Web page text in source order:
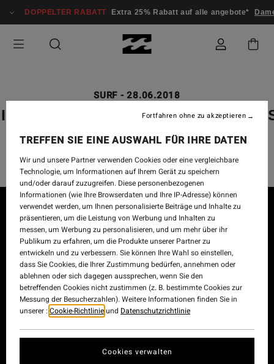
DOPPELTER RABATT Extra 25% Rabatt auf alle angebote*
SURF - 28.06.2018
BLOODLINES
DAKODA WALTERS
TREFFEN SIE EINE AUSWAHL FÜR IHRE DATEN
Wir und unsere Partner verwenden Cookies oder eine vergleichbare
Technologie, um Informationen auf Ihrem Gerät zu speichern
und/oder darauf zuzugreifen. Diese personenbezogenen
Informationen (wie Ihre Browserdaten und Ihre IP-Adresse) können
verwendet werden, um Ihnen personalisierte Beiträge und Inhalte zu
präsentieren, um die Leistung von Werbung und Inhalten zu
messen, um Werbung zu personalisieren, und um mehr über ihr
Publikum zu erfahren, um die Produkte unserer Partner zu
entwickeln und zu verbessern. Sie können Ihre Wahl so einstellen,
dass Sie Cookies, die Ihrer Zustimmung bedürfen, annehmen oder
ablehnen oder sich dagegen aussprechen, wenn Sie den
betreffenden Cookies nicht zustimmen (z. B. bestimmte Cookies zur
Messung der Besucherzahlen). Weitere Informationen finden Sie in
unserer : Cookie-Richtlinieund Datenschutzrichtlinie
Cookies verwalten
Fortfahren ohne zu akzeptieren